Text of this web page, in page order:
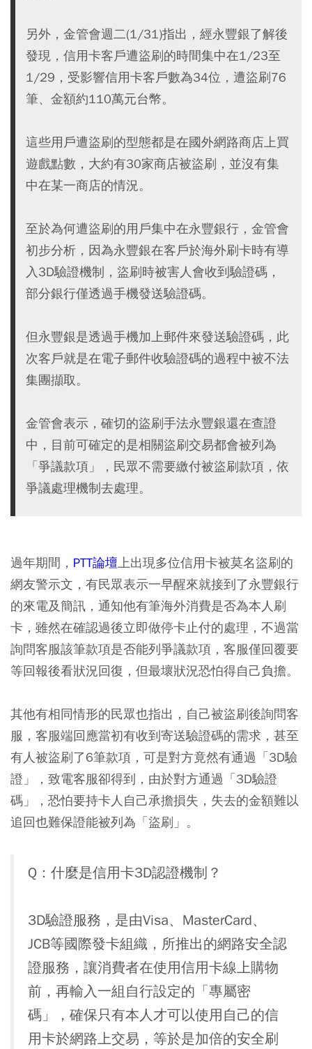
另外，金管會週二(1/31)指出，經永豐銀了解後
發現，信用卡客戶遭盜刷的時間集中在1/23至
1/29，受影響信用卡客戶數為34位，遭盜刷76
筆、金額約110萬元台幣。
這些用戶遭盜刷的型態都是在國外網路商店上買
遊戲點數，大約有30家商店被盜刷，並沒有集
中在某一商店的情況。
至於為何遭盜刷的用戶集中在永豐銀行，金管會
初步分析，因為永豐銀在客戶於海外刷卡時有導
入3D驗證機制，盜刷時被害人會收到驗證碼，
部分銀行僅透過手機發送驗證碼。
但永豐銀是透過手機加上郵件來發送驗證碼，此
次客戶就是在電子郵件收驗證碼的過程中被不法
集團擷取。
金管會表示，確切的盜刷手法永豐銀還在查證
中，目前可確定的是相關盜刷交易都會被列為
「爭議款項」，民眾不需要繳付被盜刷款項，依
爭議處理機制去處理。
過年期間， PTT論壇上出現多位信用卡被莫名盜刷的
網友警示文，有民眾表示一早醒來就接到了永豐銀行
的來電及簡訊，通知他有筆海外消費是否為本人刷
卡，雖然在確認過後立即做停卡止付的處理，不過當
詢問客服該筆款項是否能列爭議款項，客服僅回覆要
等回報後看狀況回復，但最壞狀況恐怕得自己負擔。
其他有相同情形的民眾也指出，自己被盜刷後詢問客
服，客服端回應當初有收到寄送驗證碼的需求，甚至
有人被盜刷了6筆款項，可是對方竟然有通過「3D驗
證」，致電客服卻得到，由於對方通過「3D驗證
碼」，恐怕要持卡人自己承擔損失，失去的金額難以
追回也難保證能被列為「盜刷」。
Q：什麼是信用卡3D認證機制？
3D驗證服務，是由Visa、MasterCard、
JCB等國際發卡組織，所推出的網路安全認
證服務，讓消費者在使用信用卡線上購物
前，再輸入一組自行設定的「專屬密
碼」，確保只有本人才可以使用自己的信
用卡於網路上交易，等於是加倍的安全刷